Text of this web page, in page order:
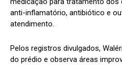
anti-inflamatório, antibiótico e
atendimento.
Pelos registros divulgados,
do prédio e observa áreas